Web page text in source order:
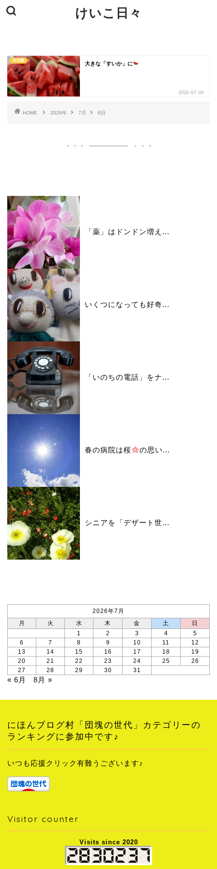
けいこ日々
未分類
大きな「すいか」に
2026-07-06
HOME 2026年 7月 6日
「薬」はドンドン増え...
いくつになっても好奇...
「いのちの電話」をナ...
春の病院は桜 の思い...
シニアを「デザート世...
2026年7月
月
火 水 木 金 土
日
1
2 3 4
5
6
7 8 9 10 11
12
13
14 15 16 17 18
19
20
21 22 23 24 25
26
27
28 29 30 31
« 6月 8月 »
にほんブログ村「団塊の世代」カテゴリーの
ランキングに参加中です♪
いつも応援クリック有難うございます♪
Visitor counter
Visits since 2020